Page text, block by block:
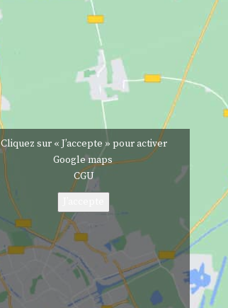
Cliquez sur « J’accepte » pour activer
Google maps
CGU